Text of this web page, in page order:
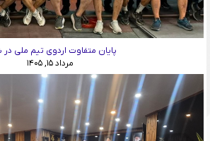
پایان متفاوت اردوی تیم ملی در
مرداد ۱۵, ۱۴۰۵